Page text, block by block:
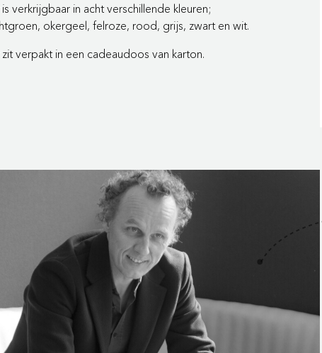
verkrijgbaar in acht verschillende kleuren;
okergeel, felroze, rood, grijs, zwart en wit.
verpakt in een cadeaudoos van karton.